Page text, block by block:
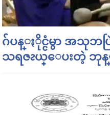
ဂ်ပန္ႏိုင္ငံမွာ အသုဘ
သရဇၩယ္ေပးတဲ့ ဘု